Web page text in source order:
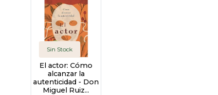
Sin Stock
El actor: Cómo
alcanzar la
autenticidad - Don
Miguel Ruiz...